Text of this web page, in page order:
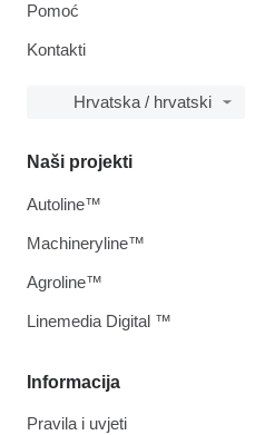
Pomoć
Kontakti
Hrvatska / hrvatski
Informacija
Pravila i uvjeti
Naši projekti
Autoline™
Machineryline™
Agroline™
Linemedia Digital ™